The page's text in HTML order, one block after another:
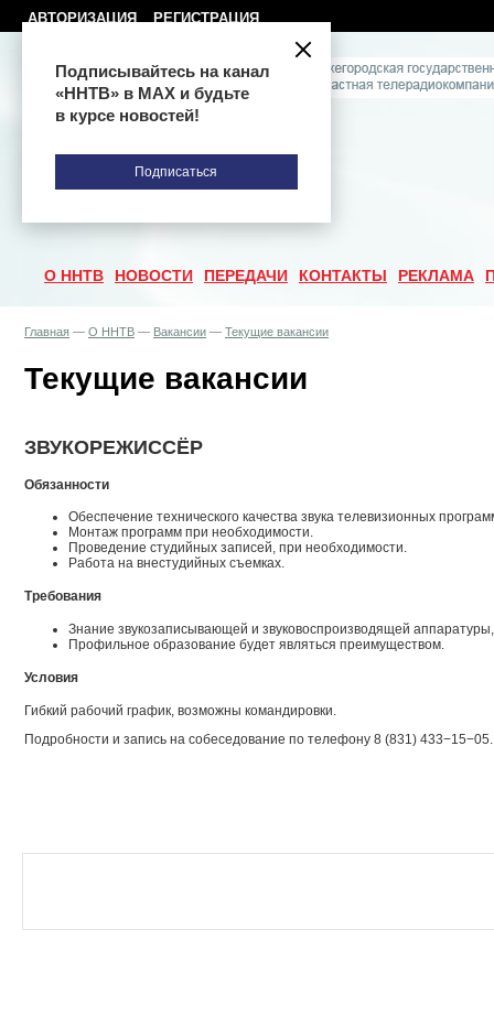
АВТОРИЗАЦИЯ РЕГИСТРАЦИЯ
О ННТВ НОВОСТИ ПЕРЕДАЧИ КОНТАКТЫ РЕКЛАМА
Главная — О ННТВ — Вакансии — Текущие вакансии
Текущие вакансии
ЗВУКОРЕЖИССЁР
Обязанности
Обеспечение технического качества звука телевизионных
Монтаж программ при необходимости.
Проведение студийных записей, при необходимости.
Работа на внестудийных съемках.
Требования
Знание звукозаписывающей и звуковоспроизводящей
Профильное образование будет являться преимуществом.
Условия
Гибкий рабочий график, возможны командировки.
Подробности и запись на собеседование по телефону 8 (831) 433−15−05.
Подписывайтесь на канал
«ННТВ» в МАХ и будьте
в курсе новостей!
Подписаться